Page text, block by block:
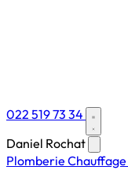
022 519 73 34
Daniel Rochat
Plomberie Chauffage